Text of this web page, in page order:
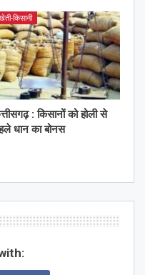
किसानी
: किसानों को होली से
धान का बोनस